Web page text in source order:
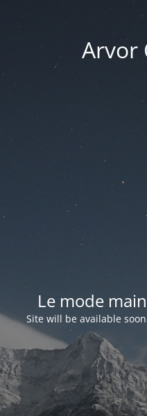
Arvor
Le mode
Site will be available